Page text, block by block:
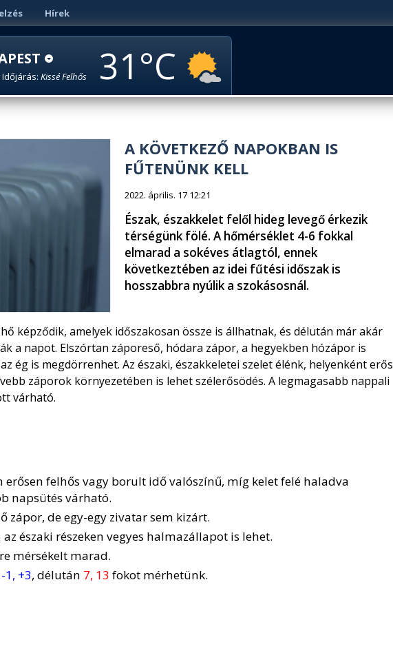
Hírek
Kissé Felhős 31
A KÖVETKEZŐ NAPOKBAN IS
FŰTENÜNK KELL
2022. április. 17 12:21
Észak, északkelet felől hideg levegő érkezik
térségünk fölé. A hőmérséklet 4-6 fokkal
elmarad a sokéves átlagtól, ennek
következtében az idei fűtési időszak is
hosszabbra nyúlik a szokásosnál.
képződik, amelyek időszakosan össze is állhatnak, és délután már akár
a napot. Elszórtan záporeső, hódara zápor, a hegyekben hózápor is
ég is megdörrenhet. Az északi, északkeletei szelet élénk, helyenként erős
záporok környezetében is lehet szélerősödés. A legmagasabb nappali
várható.
erősen felhős vagy borult idő valószínű, míg kelet felé haladva
napsütés várható.
zápor, de egy-egy zivatar sem kizárt.
északi részeken vegyes halmazállapot is lehet.
mérsékelt marad.
-1, +3, délután 7, 13 fokot mérhetünk.